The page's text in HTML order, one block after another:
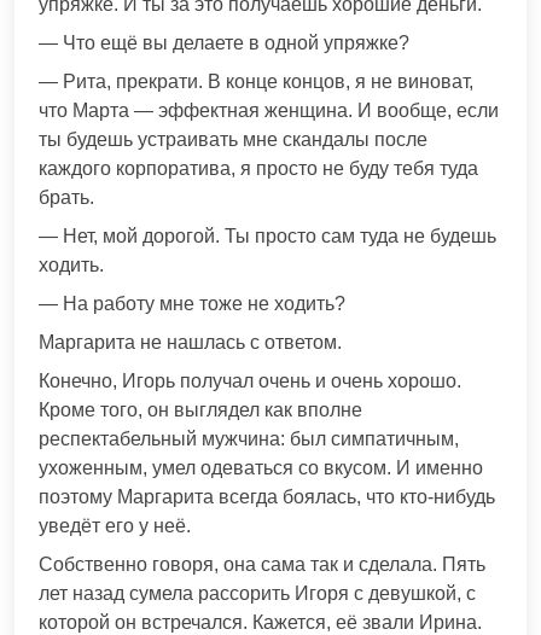
упряжке. И ты за это получаешь хорошие деньги.
— Что ещё вы делаете в одной упряжке?
— Рита, прекрати. В конце концов, я не виноват,
что Марта — эффектная женщина. И вообще, если
ты будешь устраивать мне скандалы после
каждого корпоратива, я просто не буду тебя туда
брать.
— Нет, мой дорогой. Ты просто сам туда не будешь
ходить.
— На работу мне тоже не ходить?
Маргарита не нашлась с ответом.
Конечно, Игорь получал очень и очень хорошо.
Кроме того, он выглядел как вполне
респектабельный мужчина: был симпатичным,
ухоженным, умел одеваться со вкусом. И именно
поэтому Маргарита всегда боялась, что кто-нибудь
уведёт его у неё.
Собственно говоря, она сама так и сделала. Пять
лет назад сумела рассорить Игоря с девушкой, с
которой он встречался. Кажется, её звали Ирина.